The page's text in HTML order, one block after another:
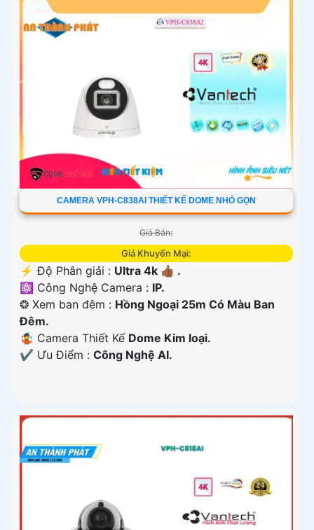
CAMERA VPH-C838AI THIẾT KẾ DOME NHỎ GỌN
Giá Bán:
Giá Khuyến Mại:
️⚡ Độ Phân giải : Ultra 4k 👍🏾 .
⚛️ Công Nghệ Camera : IP.
❂ Xem ban đêm : Hồng Ngoại 25m Có Màu Ban
Ðêm.
🤹 Camera Thiết Kế Dome Kim loại.
️✔️ Ưu Điểm : Công Nghệ AI.